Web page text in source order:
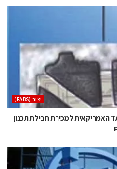
‫יצור (‪(FABS‬‬
שת"פ בין טאואר-ג'אז ל-TANNER האמריקאית למכירת חבילת תכנון